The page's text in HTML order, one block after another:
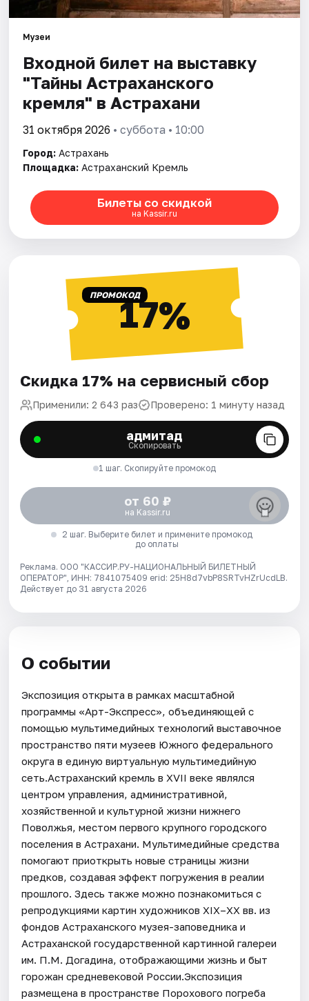
Музеи
Входной билет на выставку
"Тайны Астраханского
кремля" в Астрахани
31 октября 2026 • суббота • 10:00
Город: Астрахань
Площадка: Астраханский Кремль
Билеты со скидкой
на Kassir.ru
ПРОМОКОД17%
Скидка 17% на сервисный сбор
Применили: 2 643 раз Проверено: 1 минуту назад
адмитад
Скопировать
1 шаг. Скопируйте промокод
от 60 ₽
на Kassir.ru
2 шаг. Выберите билет и примените промокод
до оплаты
Реклама. ООО "КАССИР.РУ-НАЦИОНАЛЬНЫЙ БИЛЕТНЫЙ
ОПЕРАТОР", ИНН: 7841075409 erid: 25H8d7vbP8SRTvHZrUcdLB.
Действует до 31 августа 2026
О событии
Экспозиция открыта в рамках масштабной
программы «Арт-Экспресс», объединяющей с
помощью мультимедийных технологий выставочное
пространство пяти музеев Южного федерального
округа в единую виртуальную мультимедийную
сеть.Астраханский кремль в XVII веке являлся
центром управления, административной,
хозяйственной и культурной жизни нижнего
Поволжья, местом первого крупного городского
поселения в Астрахани. Мультимедийные средства
помогают приоткрыть новые страницы жизни
предков, создавая эффект погружения в реалии
прошлого. Здесь также можно познакомиться с
репродукциями картин художников XIX–XX вв. из
фондов Астраханского музея-заповедника и
Астраханской государственной картинной галереи
им. П.М. Догадина, отображающими жизнь и быт
горожан средневековой России.Экспозиция
размещена в пространстве Порохового погреба